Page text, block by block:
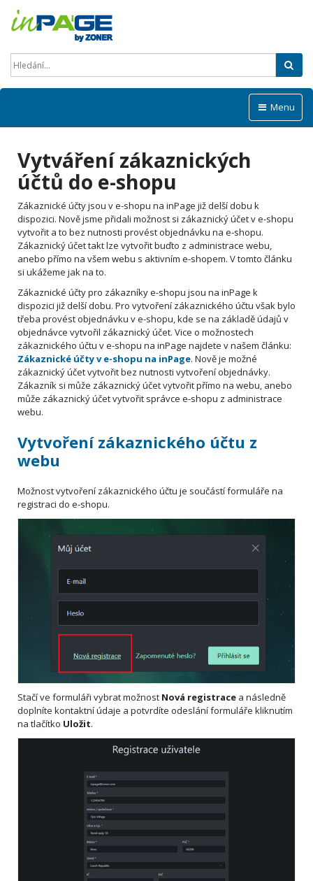
Menu
Vytváření zákaznických
účtů do e-shopu
Zákaznické účty jsou v e-shopu na inPage již delší dobu k
dispozici. Nově jsme přidali možnost si zákaznický účet v e-shopu
vytvořit a to bez nutnosti provést objednávku na e-shopu.
Zákaznický účet takt lze vytvořit buďto z administrace webu,
anebo přímo na všem webu s aktivním e-shopem. V tomto článku
si ukážeme jak na to.
Zákaznické účty pro zákazníky e-shopu jsou na inPage k
dispozici již delší dobu. Pro vytvoření zákaznického účtu však bylo
třeba provést objednávku v e-shopu, kde se na základě údajů v
objednávce vytvořil zákaznický účet. Vice o možnostech
zákaznického účtu v e-shopu na inPage najdete v našem článku:
Zákaznické účty v e-shopu na inPage. Nově je možné
zákaznický účet vytvořit bez nutnosti vytvoření objednávky.
Zákazník si může zákaznický účet vytvořit přímo na webu, anebo
může zákaznický účet vytvořit správce e-shopu z administrace
webu.
Vytvoření zákaznického účtu z
webu
Možnost vytvoření zákaznického účtu je součástí formuláře na
registraci do e-shopu.
Stačí ve formuláři vybrat možnost Nová registrace a následně
doplníte kontaktní údaje a potvrdíte odeslání formuláře kliknutím
na tlačítko Uložit.